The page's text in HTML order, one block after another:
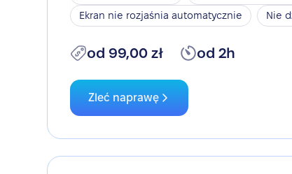
Ekran nie rozjaśnia automatycznie
Nie
od 99,00 zł od 2h
Zleć naprawę